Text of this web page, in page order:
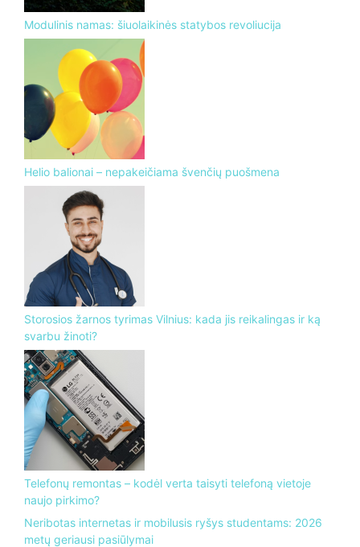
Modulinis namas: šiuolaikinės statybos revoliucija
Helio balionai – nepakeičiama švenčių puošmena
Storosios žarnos tyrimas Vilnius: kada jis reikalingas ir ką
svarbu žinoti?
Telefonų remontas – kodėl verta taisyti telefoną vietoje
naujo pirkimo?
Neribotas internetas ir mobilusis ryšys studentams: 2026
metų geriausi pasiūlymai